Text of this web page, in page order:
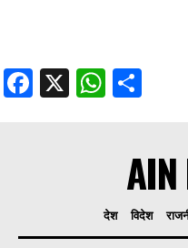
Facebook
X
AIN
देश विदेश